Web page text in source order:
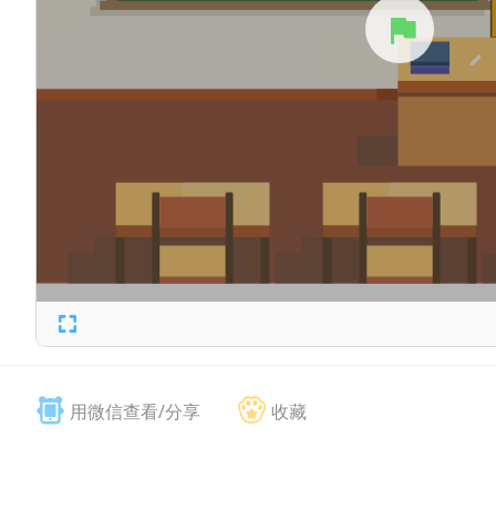
用微信查看/分享 收藏